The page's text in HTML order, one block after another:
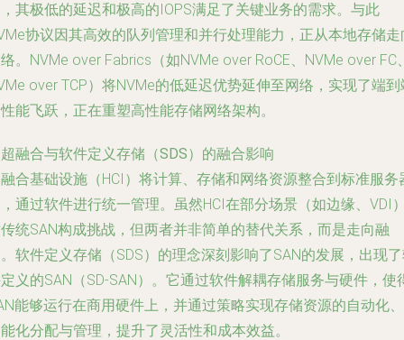
其极低的延迟和极高的IOPS满足了关键业务的需求。与此
协议因其高效的队列管理和并行处理能力，正从本地存储走
。NVMe over Fabrics（如NVMe over RoCE、NVMe over FC
over TCP）将NVMe的低延迟优势延伸至网络，实现了端到
能飞跃，正在重塑高性能存储网络架构。
超融合与软件定义存储（SDS）的融合影响
合基础设施（HCI）将计算、存储和网络资源整合到标准服务
通过软件进行统一管理。虽然HCI在部分场景（如边缘、VDI
统SAN构成挑战，但两者并非简单的替代关系，而是走向融
软件定义存储（SDS）的理念深刻影响了SAN的发展，出现
义的SAN（SD-SAN）。它通过软件解耦存储服务与硬件，使
能够运行在商用硬件上，并通过策略实现存储资源的自动化、
化分配与管理，提升了灵活性和成本效益。